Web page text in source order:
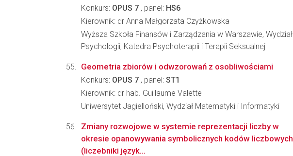
Konkurs: OPUS 7 , panel: HS6
Kierownik: dr Anna Małgorzata Czyżkowska
Wyższa Szkoła Finansów i Zarządzania w Warszawie, Wydział
Psychologii; Katedra Psychoterapii i Terapii Seksualnej
Geometria zbiorów i odwzorowań z osobliwościami
Konkurs: OPUS 7 , panel: ST1
Kierownik: dr hab. Guillaume Valette
Uniwersytet Jagielloński, Wydział Matematyki i Informatyki
Zmiany rozwojowe w systemie reprezentacji liczby w
okresie opanowywania symbolicznych kodów liczbowych
(liczebniki język...